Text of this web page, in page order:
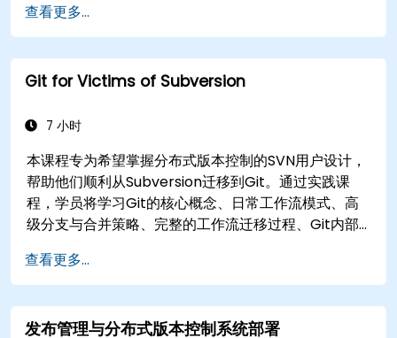
版本历史、解决合并冲突，并在协作项目中维护可追溯
的代码。
查看更多...
Git for Victims of Subversion
7 小时
本课程专为希望掌握分布式版本控制的SVN用户设计，
帮助他们顺利从Subversion迁移到Git。通过实践课
程，学员将学习Git的核心概念、日常工作流模式、高
级分支与合并策略、完整的工作流迁移过程、Git内部
信高效地采用现代DVCS工作流，从而加速协作开发过
程。
查看更多...
发布管理与分布式版本控制系统部署